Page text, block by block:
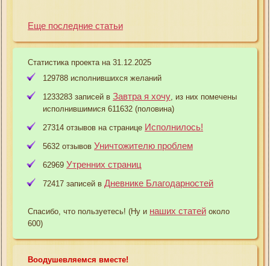
Еще последние статьи
Статистика проекта на 31.12.2025
129788 исполнившихся желаний
1233283 записей в Завтра я хочу , из них помечены
исполнившимися 611632 (половина)
27314 отзывов на странице Исполнилось!
5632 отзывов Уничтожителю проблем
62969 Утренних страниц
72417 записей в Дневнике Благодарностей
Спасибо, что пользуетесь! (Ну и наших статей около
600)
Воодушевляемся вместе!